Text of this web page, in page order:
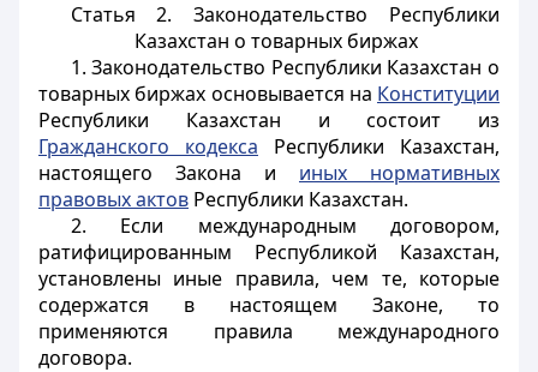
Статья 2. Законодательство Республики
Казахстан о товарных биржах
1. Законодательство Республики Казахстан о
товарных биржах основывается на Конституции
Республики Казахстан и состоит из
Гражданского кодекса Республики Казахстан,
настоящего Закона и иных нормативных
правовых актов Республики Казахстан.
2. Если международным договором,
ратифицированным Республикой Казахстан,
установлены иные правила, чем те, которые
содержатся в настоящем Законе, то
применяются правила международного
договора.